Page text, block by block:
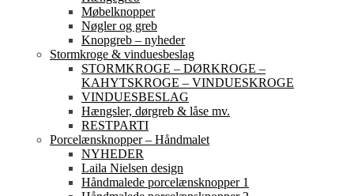
Møbelknopper
Nøgler og greb
Knopgreb – nyheder
Stormkroge & vinduesbeslag
STORMKROGE – DØRKROGE –
KAHYTSKROGE – VINDUESKROGE
VINDUESBESLAG
Hængsler, dørgreb & låse mv.
RESTPARTI
Porcelænsknopper – Håndmalet
NYHEDER
Laila Nielsen design
Håndmalede porcelænsknopper 1